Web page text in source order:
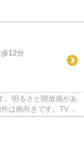
歩12分
。明るさと開放感があ
は南向きです。TVイ